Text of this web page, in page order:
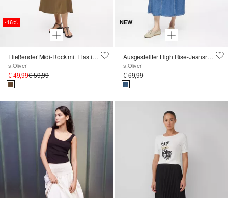
-16%
Fließender Midi-Rock mit Elastikbund
s.Oliver
€ 49,99€ 59,99
NEW
Ausgestellter High Rise-Jeansrock
s.Oliver
€ 69,99